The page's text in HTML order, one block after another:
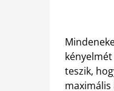
teszik,